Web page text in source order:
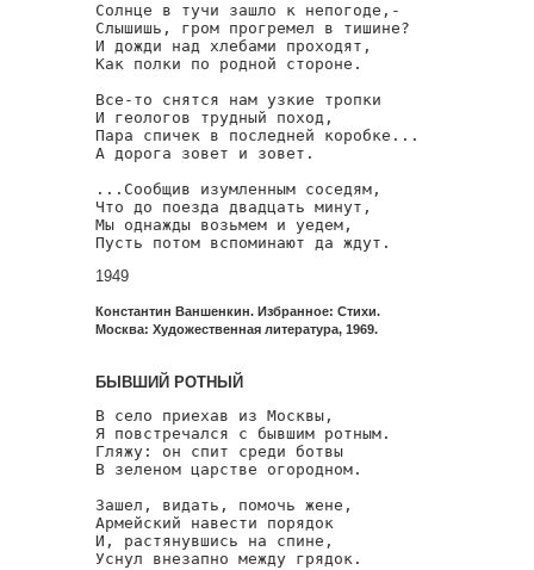
Солнце в тучи зашло к непогоде,-
Слышишь, гром прогремел в тишине?
И дожди над хлебами проходят,
Как полки по родной стороне.
Все-то снятся нам узкие тропки
И геологов трудный поход,
Пара спичек в последней коробке...
А дорога зовет и зовет.
...Сообщив изумленным соседям,
Что до поезда двадцать минут,
Мы однажды возьмем и уедем,
Пусть потом вспоминают да ждут.
1949
Константин Ваншенкин. Избранное: Стихи.
Москва: Художественная литература, 1969.
БЫВШИЙ РОТНЫЙ
В село приехав из Москвы,
Я повстречался с бывшим ротным.
Гляжу: он спит среди ботвы
В зеленом царстве огородном.
Зашел, видать, помочь жене,
Армейский навести порядок
И, растянувшись на спине,
Уснул внезапно между грядок.